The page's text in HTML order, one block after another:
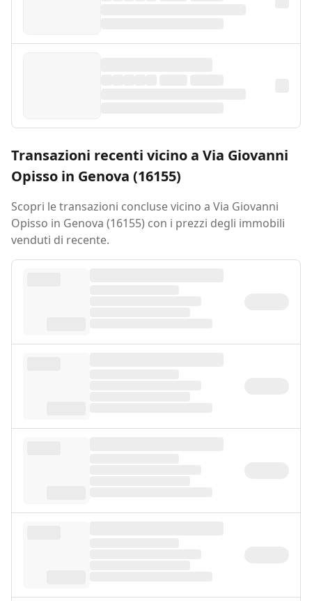
Transazioni recenti vicino a Via Giovanni
Opisso in Genova (16155)
Scopri le transazioni concluse vicino a Via Giovanni
Opisso in Genova (16155) con i prezzi degli immobili
venduti di recente.